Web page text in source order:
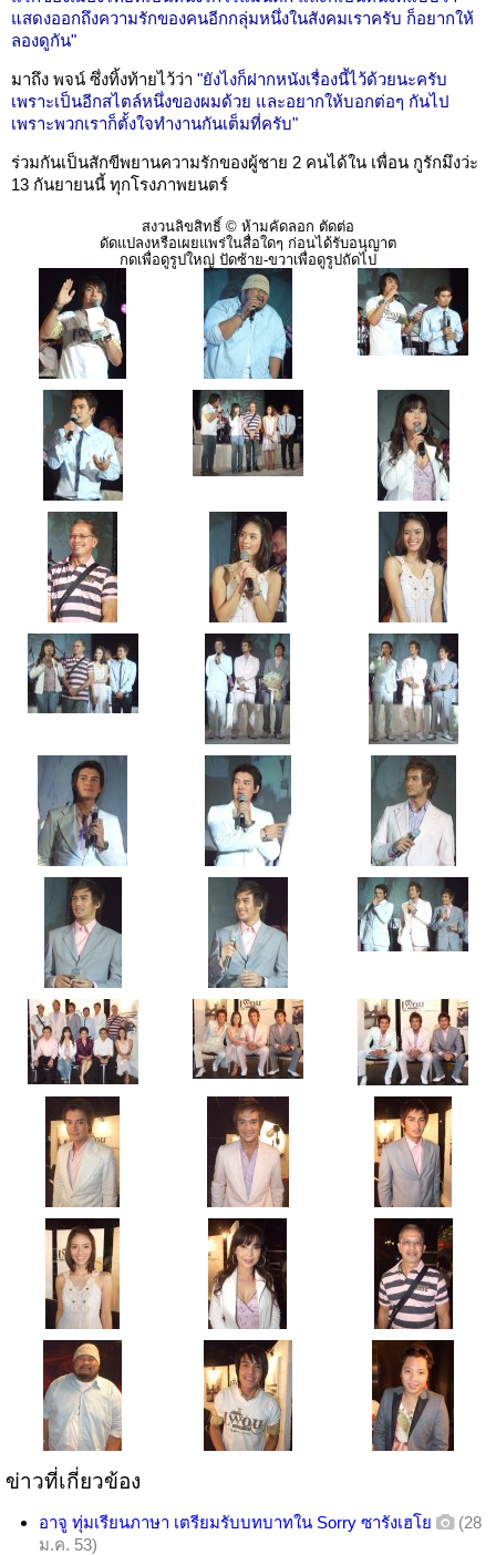
แสดงออกถึงความรักของคนอีกกลุ่มหนึ่งในสังคมเราครับ ก็อยากให้
ลองดูกัน"
มาถึง พจน์ ซึ่งทิ้งท้ายไว้ว่า "ยังไงก็ฝากหนังเรื่องนี้ไว้ด้วยนะครับ
เพราะเป็นอีกสไตล์หนึ่งของผมด้วย และอยากให้บอกต่อๆ กันไป
เพราะพวกเราก็ตั้งใจทำงานกันเต็มที่ครับ"
ร่วมกันเป็นสักขีพยานความรักของผู้ชาย 2 คนได้ใน เพื่อน กูรักมึงว่ะ
13 กันยายนนี้ ทุกโรงภาพยนตร์
สงวนลิขสิทธิ์ © ห้ามคัดลอก ตัดต่อ
ดัดแปลงหรือเผยแพร่ในสื่อใดๆ ก่อนได้รับอนุญาต
กดเพื่อดูรูปใหญ่ ปัดซ้าย-ขวาเพื่อดูรูปถัดไป
ข่าวที่เกี่ยวข้อง
อาจู ทุ่มเรียนภาษา เตรียมรับบทบาทใน Sorry ซารังเฮโย
(28
ม.ค. 53)